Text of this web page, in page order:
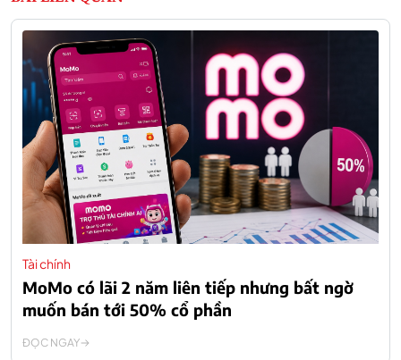
Tài chính
MoMo có lãi 2 năm liên tiếp nhưng bất ngờ
muốn bán tới 50% cổ phần
ĐỌC NGAY